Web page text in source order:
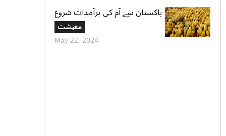
پاکستان سے آم کی برآمدات شروع
ہوگئی،پہلی کنسائمنٹ دبئی روانہ
معیشت
May 22, 2024